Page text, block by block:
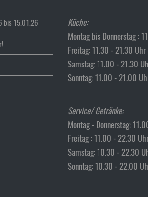
bis 15.01.26
Küche:
Montag bis Donnerstag :
Freitag: 11.30 - 21.30 Uhr
Samstag: 11.00 - 21.30
Sonntag: 11.00 - 21.00
Service/ Getränke:
Montag - Donnerstag:
Freitag : 11.00 - 22.30 Uhr
Samstag: 10.30 - 22.30
Sonntag: 10.30 - 22.00